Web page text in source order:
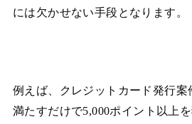
には欠かせない手段となります。
例えば、クレジットカード発行
満たすだけで5,000ポイント以上